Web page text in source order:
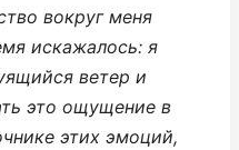
вокруг меня
искажалось: я
ветер и
это ощущение в
этих эмоций,